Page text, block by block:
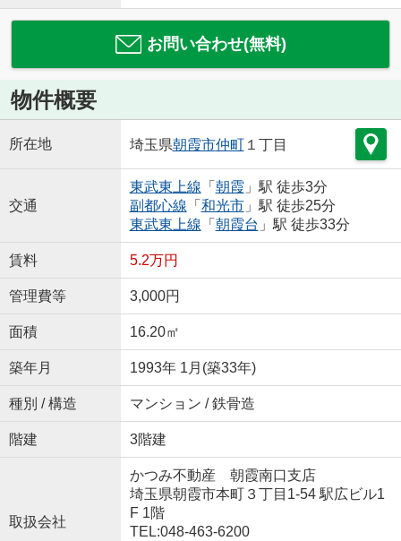
お問い合わせ(無料)
物件概要
所在地 埼玉県朝霞市仲町１丁目
交通
東武東上線 「 朝霞 」駅 徒歩3分
副都心線 「 和光市」駅 徒歩25分
東武東上線 「 朝霞台 」駅 徒歩33分
賃料 5.2万円
管理費等 3,000円
面積 16.20㎡
築年月 1993年 1月(築33年)
種別 / 構造 マンション / 鉄骨造
階建 3階建
取扱会社
かつみ不動産 朝霞南口支店
埼玉県朝霞市本町３丁目1-54 駅広ビル1
F 1階
TEL:048-463-6200